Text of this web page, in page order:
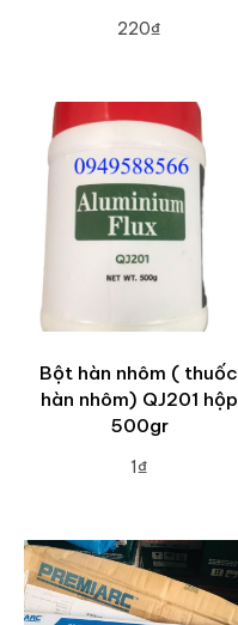
220₫
Bột hàn nhôm ( thuốc
hàn nhôm) QJ201 hộp
500gr
1₫